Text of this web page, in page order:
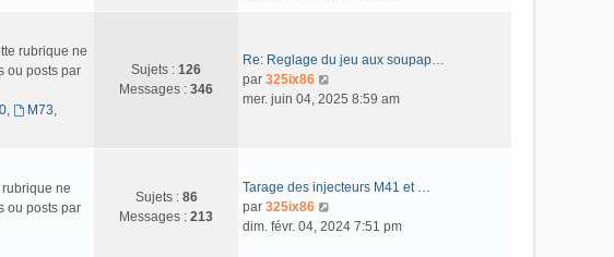
a
e
e
s
s
i
r
a
e
e
r
n
m
e
s
l
e
d
r
rubrique ne
ou posts par
, M73,
Sujets : 126
Messages : 346
Re: Reglage du jeu aux soupap…
par 325ix86
o
t
r
mer. juin 04, 2025 8:59 am
ne
ou posts par
Sujets : 86
Messages : 213
Tarage des injecteurs M41 et …
par 325ix86
o
dim. févr. 04, 2024 7:51 pm